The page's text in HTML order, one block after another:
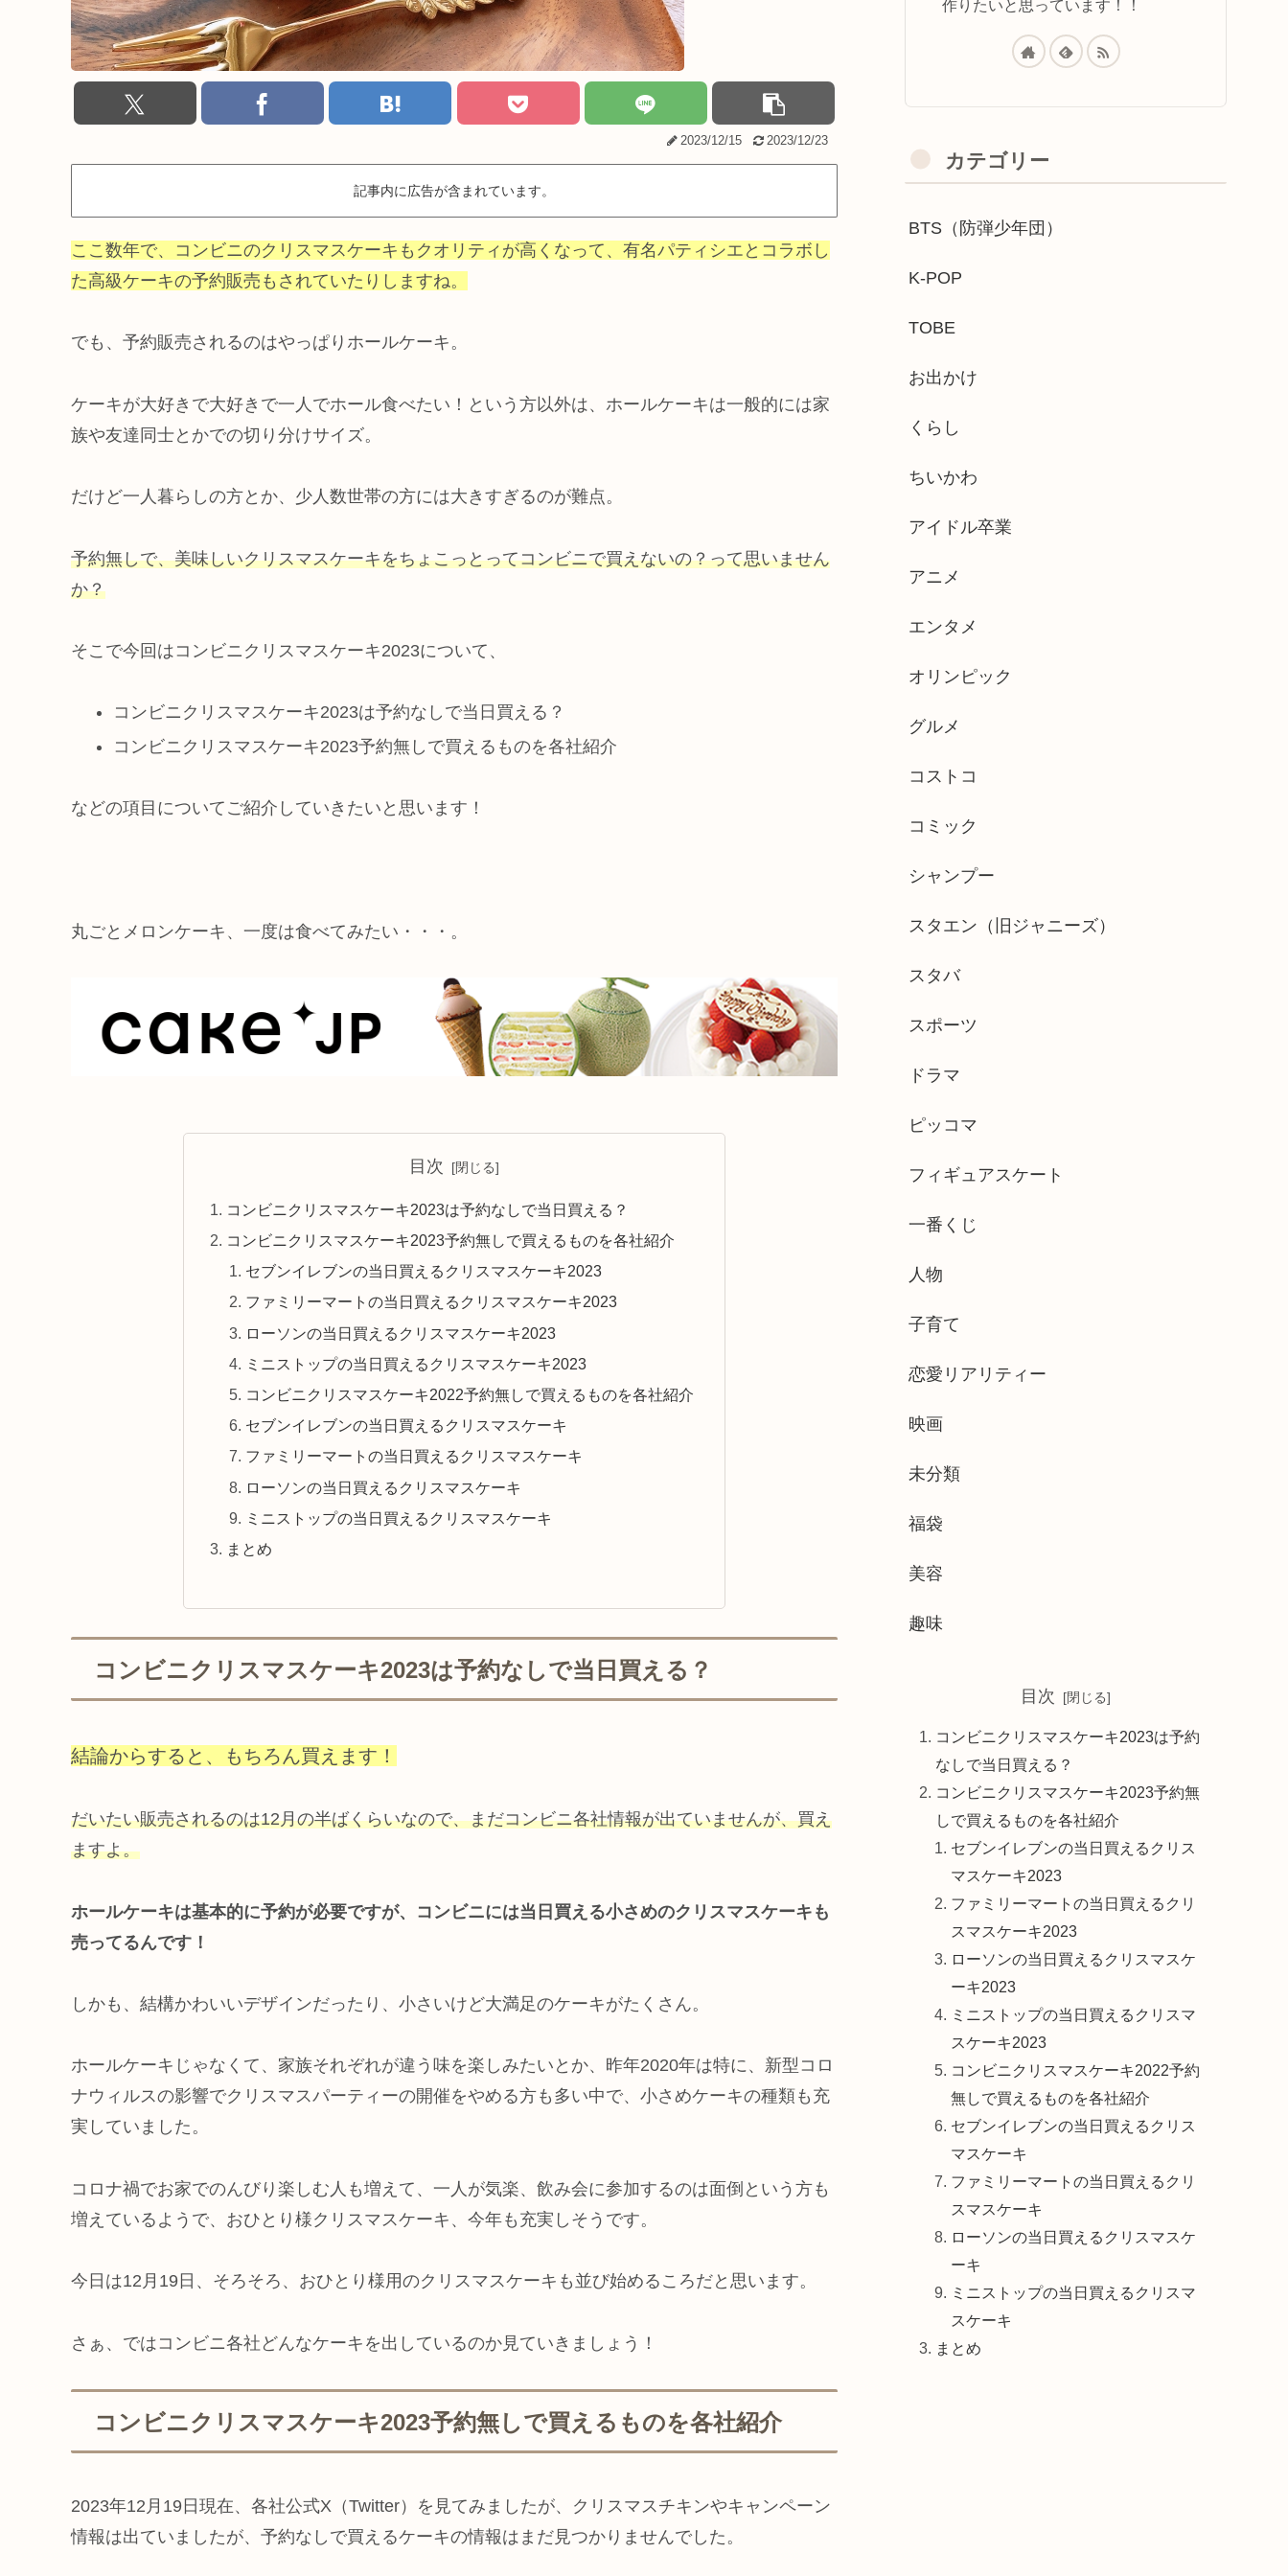
2023/12/15 2023/12/23
記事内に広告が含まれています。
ここ数年で、コンビニのクリスマスケーキもクオリティが高くなって、有名パティシエとコラボし
た高級ケーキの予約販売もされていたりしますね。
でも、予約販売されるのはやっぱりホールケーキ。
ケーキが大好きで大好きで一人でホール食べたい！という方以外は、ホールケーキは一般的には家
族や友達同士とかでの切り分けサイズ。
だけど一人暮らしの方とか、少人数世帯の方には大きすぎるのが難点。
予約無しで、美味しいクリスマスケーキをちょこっとってコンビニで買えないの？って思いません
か？
そこで今回はコンビニクリスマスケーキ2023について、
コンビニクリスマスケーキ2023は予約なしで当日買える？
コンビニクリスマスケーキ2023予約無しで買えるものを各社紹介
などの項目についてご紹介していきたいと思います！
丸ごとメロンケーキ、一度は食べてみたい・・・。
目次
コンビニクリスマスケーキ2023は予約なしで当日買える？
コンビニクリスマスケーキ2023予約無しで買えるものを各社紹介
セブンイレブンの当日買えるクリスマスケーキ2023
ファミリーマートの当日買えるクリスマスケーキ2023
ローソンの当日買えるクリスマスケーキ2023
ミニストップの当日買えるクリスマスケーキ2023
コンビニクリスマスケーキ2022予約無しで買えるものを各社紹介
セブンイレブンの当日買えるクリスマスケーキ
ファミリーマートの当日買えるクリスマスケーキ
ローソンの当日買えるクリスマスケーキ
ミニストップの当日買えるクリスマスケーキ
まとめ
コンビニクリスマスケーキ2023は予約なしで当日買える？
結論からすると、もちろん買えます！
だいたい販売されるのは12月の半ばくらいなので、まだコンビニ各社情報が出ていませんが、買え
ますよ。
ホールケーキは基本的に予約が必要ですが、コンビニには当日買える小さめのクリスマスケーキも
売ってるんです！
しかも、結構かわいいデザインだったり、小さいけど大満足のケーキがたくさん。
ホールケーキじゃなくて、家族それぞれが違う味を楽しみたいとか、昨年2020年は特に、新型コロ
ナウィルスの影響でクリスマスパーティーの開催をやめる方も多い中で、小さめケーキの種類も充
実していました。
コロナ禍でお家でのんびり楽しむ人も増えて、一人が気楽、飲み会に参加するのは面倒という方も
増えているようで、おひとり様クリスマスケーキ、今年も充実しそうです。
今日は12月19日、そろそろ、おひとり様用のクリスマスケーキも並び始めるころだと思います。
さぁ、ではコンビニ各社どんなケーキを出しているのか見ていきましょう！
コンビニクリスマスケーキ2023予約無しで買えるものを各社紹介
2023年12月19日現在、各社公式X（Twitter）を見てみましたが、クリスマスチキンやキャンペーン
情報は出ていましたが、予約なしで買えるケーキの情報はまだ見つかりませんでした。
作りたいと思っています！！
カテゴリー
BTS（防弾少年団）
K-POP
TOBE
お出かけ
くらし
ちいかわ
アイドル卒業
アニメ
エンタメ
オリンピック
グルメ
コストコ
コミック
シャンプー
スタエン（旧ジャニーズ）
スタバ
スポーツ
ドラマ
ピッコマ
フィギュアスケート
一番くじ
人物
子育て
恋愛リアリティー
映画
未分類
福袋
美容
趣味
目次
コンビニクリスマスケーキ2023は予約
なしで当日買える？
コンビニクリスマスケーキ2023予約無
しで買えるものを各社紹介
セブンイレブンの当日買えるクリス
マスケーキ2023
ファミリーマートの当日買えるクリ
スマスケーキ2023
ローソンの当日買えるクリスマスケ
ーキ2023
ミニストップの当日買えるクリスマ
スケーキ2023
コンビニクリスマスケーキ2022予約
無しで買えるものを各社紹介
セブンイレブンの当日買えるクリス
マスケーキ
ファミリーマートの当日買えるクリ
スマスケーキ
ローソンの当日買えるクリスマスケ
ーキ
ミニストップの当日買えるクリスマ
スケーキ
まとめ